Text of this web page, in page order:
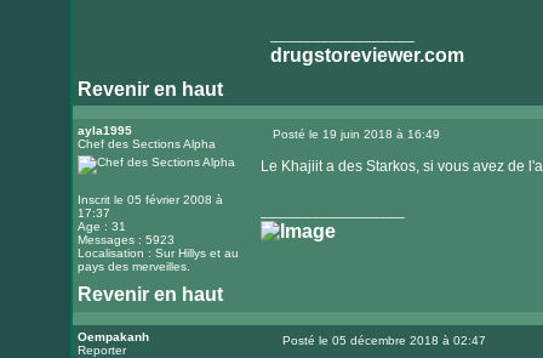
drugstoreviewer.com
Revenir en haut
ayla1995
Chef des Sections Alpha
Inscrit le 05 février 2008 à
17:37
Age : 31
Messages : 5923
Localisation : Sur Hillys et au
pays des merveilles.
Posté le 19 juin 2018 à 16:49
Le Khajiit a des Starkos, si vous avez de
Revenir en haut
le
Oempakanh
Reporter
Posté le 05 décembre 2018 à 02:47